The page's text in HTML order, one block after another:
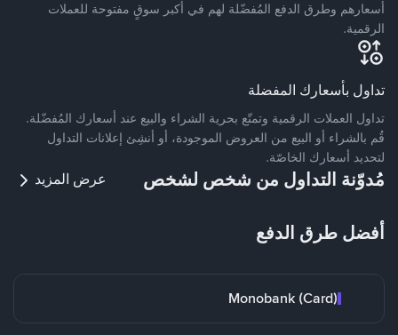
أسعارهم وطرق الدفع المُفضّلة لهم في أكبر سوقٍ مفتوحة للعملات
الرقمية.
تداول بأسعارك المفضلة
تداول العملات الرقمية وتمتّع بحرية الشراء والبيع عند أسعارك المُفضّلة.
قُم بالشراء أو البيع من العروض الموجودة، أو أنشِئ إعلانات التداول
لتحديد أسعارك الخاصّة.
مُدوّنة التداول من شخص لشخص عرض المزيد
أفضل طرق الدفع
Monobank (Card)